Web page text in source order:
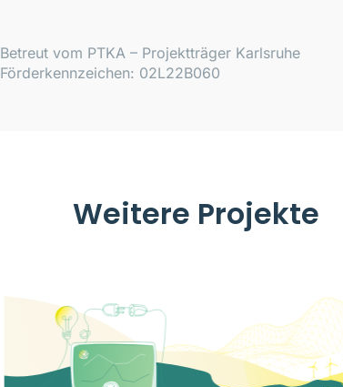
Betreut vom PTKA – Projektträger Karlsruhe
Förderkennzeichen: 02L22B060
Weitere Projekte